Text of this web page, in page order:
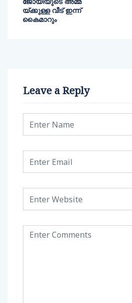
യ്ക്കുള്ള വീട് ഇന്ന്
കൈമാറും
Leave a Reply